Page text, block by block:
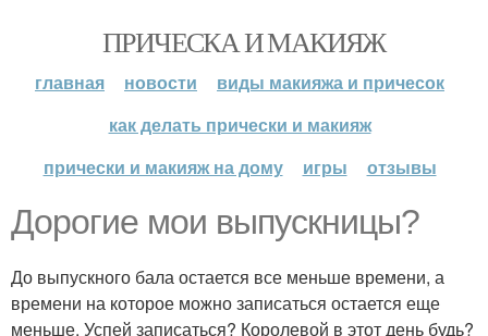
ПРИЧЕСКА И МАКИЯЖ
главная новости
виды макияжа и причесок
как делать прически и макияж
прически и макияж на дому
игры отзывы
Дорогие мои выпускницы?
До выпускного бала остается все меньше времени, а
времени на которое можно записаться остается еще
меньше. Успей записаться? Королевой в этот день будь?